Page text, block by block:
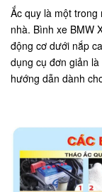
Ắc quy là một
nhà. Bình xe BMW
động cơ dưới nắp
dụng cụ đơn giản
hướng dẫn dành